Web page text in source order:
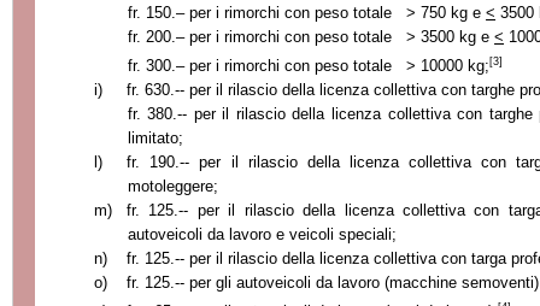
fr. 150.– per i rimorchi con peso totale
>750 kg e< 3500
fr. 200.– per i rimorchi con peso totale
>3500 kg e<
fr. 300.– per i rimorchi con peso totale
> 10000 kg;[3]
i)
fr. 630.-- per il rilascio della licenza collettiva con targhe
fr. 380.-- per il rilascio della licenza collettiva con
limitato;
l)
fr. 190.-- per il rilascio della licenza collettiva con
motoleggere;
m)
fr. 125.-- per il rilascio della licenza collettiva con
autoveicoli da lavoro e veicoli speciali;
n)
fr. 125.-- per il rilascio della licenza collettiva con targa
o)
fr. 125.-- per gli autoveicoli da lavoro (macchine